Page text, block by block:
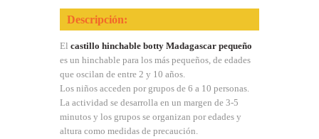
Descripción:
El castillo hinchable botty Madagascar pequeño
es un hinchable para los más pequeños, de edades
que oscilan de entre 2 y 10 años.
Los niños acceden por grupos de 6 a 10 personas.
La actividad se desarrolla en un margen de 3-5
minutos y los grupos se organizan por edades y
altura como medidas de precaución.